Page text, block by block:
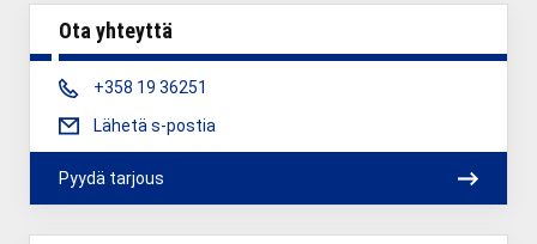
Ota yhteyttä
Phone:
+358 19 36251
Lähetä s-postia
Pyydä tarjous